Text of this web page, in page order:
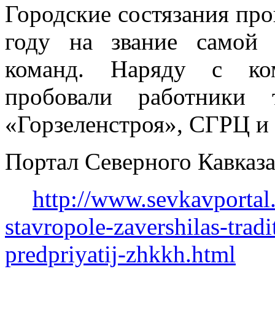
Городские состязания
году на звание самой
команд. Наряду с
пробовали работники
«Горзеленстроя», СГРЦ
Портал Северного
http://
stavropole-zavershilas-
predpriyatij-zhkkh.html